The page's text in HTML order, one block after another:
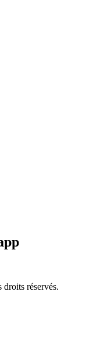
réservés.